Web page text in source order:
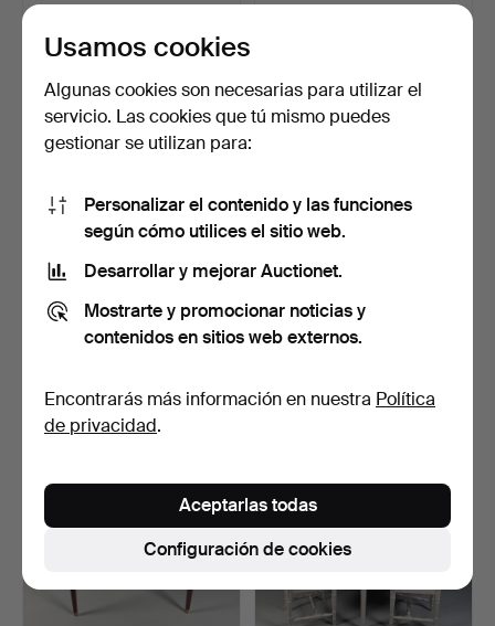
32 USD
ASIENTO, 2 piezas, Göt…
estilo barroco, siglo XX…
2 días
Usamos cookies
Algunas cookies son necesarias para utilizar el
servicio. Las cookies que tú mismo puedes
gestionar se utilizan para:
Personalizar el contenido y las funciones
según cómo utilices el sitio web.
Desarrollar y mejorar Auctionet.
Mostrarte y promocionar noticias y
contenidos en sitios web externos.
Encontrarás más información en nuestra Política
de privacidad.
Configuración de cookies
Aceptarlas todas